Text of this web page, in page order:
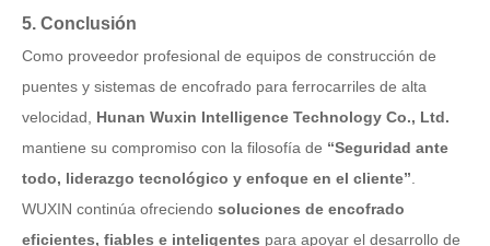
5. Conclusión
Como proveedor profesional de equipos de construcción de
puentes y sistemas de encofrado para ferrocarriles de alta
velocidad, Hunan Wuxin Intelligence Technology Co., Ltd.
mantiene su compromiso con la filosofía de “Seguridad ante
todo, liderazgo tecnológico y enfoque en el cliente”
WUXIN continúa ofreciendo soluciones de encofrado
eficientes, fiables e inteligentes para apoyar el desarrollo de